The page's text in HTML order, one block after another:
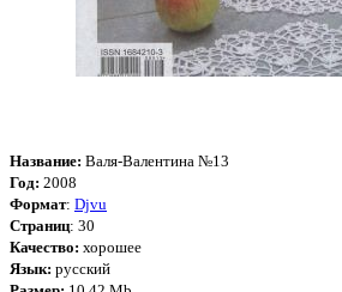
Название: Валя-Валентина №13
Год: 2008
Формат: Djvu
Страниц: 30
Качество: хорошее
Язык: русский